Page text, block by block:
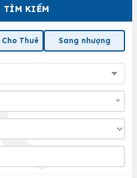
TÌM KIẾM
Thuê Sang nhượng